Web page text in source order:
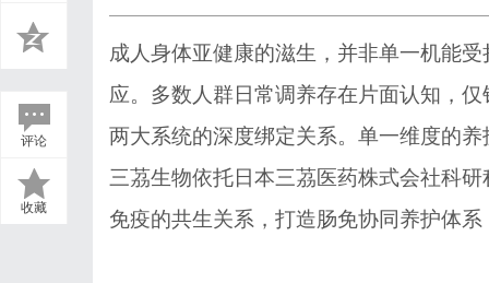
评论
收藏
成人身体亚健康的滋生，并非单一机能
应。多数人群日常调养存在片面认知，
两大系统的深度绑定关系。单一维度的
三茘生物依托日本三茘医药株式会社科
免疫的共生关系，打造肠免协同养护体